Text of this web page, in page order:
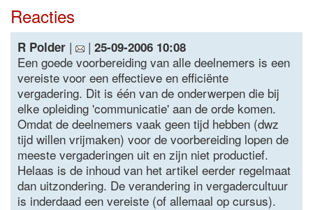
Reacties
R Polder | | 25-09-2006 10:08
Een goede voorbereiding van alle deelnemers is een
vereiste voor een effectieve en efficiënte
vergadering. Dit is één van de onderwerpen die bij
elke opleiding 'communicatie' aan de orde komen.
Omdat de deelnemers vaak geen tijd hebben (dwz
tijd willen vrijmaken) voor de voorbereiding lopen de
meeste vergaderingen uit en zijn niet productief.
Helaas is de inhoud van het artikel eerder regelmaat
dan uitzondering. De verandering in vergadercultuur
is inderdaad een vereiste (of allemaal op cursus).